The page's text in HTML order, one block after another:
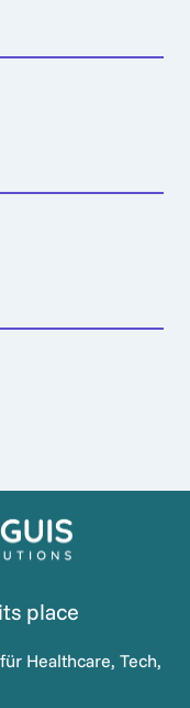
place
Healthcare, Tech,